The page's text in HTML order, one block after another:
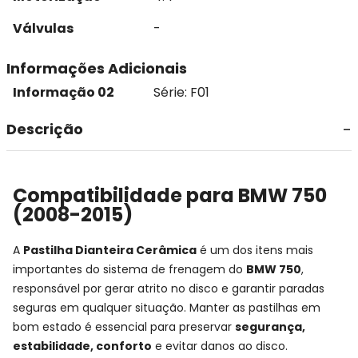
Válvulas
-
Informações Adicionais
Informação 02 Série: F01
Descrição
Compatibilidade para BMW 750
(2008-2015)
A Pastilha Dianteira Cerâmica é um dos itens mais
importantes do sistema de frenagem do BMW 750,
responsável por gerar atrito no disco e garantir paradas
seguras em qualquer situação. Manter as pastilhas em
bom estado é essencial para preservar segurança,
estabilidade, conforto e evitar danos ao disco.